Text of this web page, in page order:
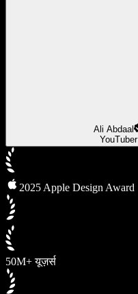
Ali Abdaal
YouTuber
2025 Apple Design Award
50M+ यूज़र्स